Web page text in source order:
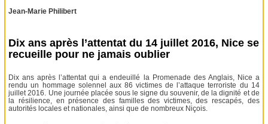
Jean-Marie Philibert
Dix ans après l’attentat du 14 juillet 2016, Nice se
recueille pour ne jamais oublier
Dix ans après l’attentat qui a endeuillé la Promenade des Anglais, Nice a
rendu un hommage solennel aux 86 victimes de l’attaque terroriste du 14
juillet 2016. Une journée placée sous le signe du souvenir, de la dignité et de
la résilience, en présence des familles des victimes, des rescapés, des
autorités locales et nationales, ainsi que de nombreux Niçois.